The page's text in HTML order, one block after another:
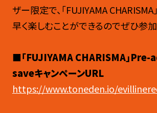
ザー限定で、「FUJIYAMA CHARISMA
早く楽しむことができるのでぜひ参加
■「FUJIYAMA CHARISMA」Pre-
saveキャンペーンURL
https://www.toneden.io/